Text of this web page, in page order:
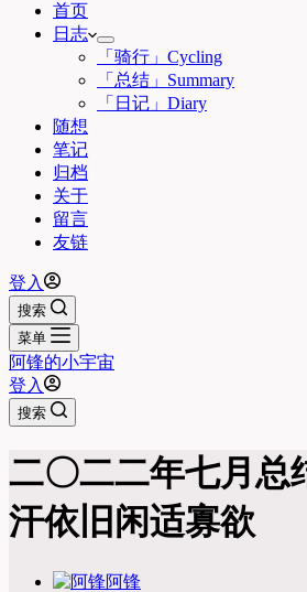
首页
日志
「骑行」Cycling
「总结」Summary
「日记」Diary
随想
笔记
归档
关于
留言
友链
登入
搜索
菜单
阿锋的小宇宙
登入
搜索
二〇二二年七月总
汗依旧闲适寡欲
阿锋